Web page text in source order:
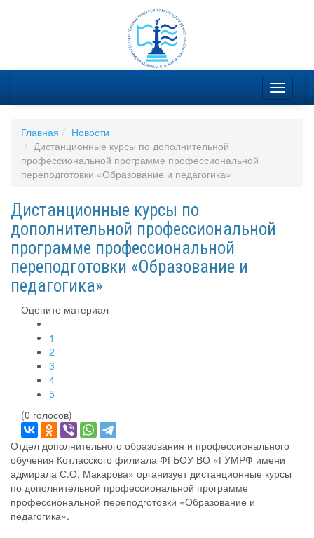
Главная
Новости
Дистанционные курсы по дополнительной
профессиональной программе профессиональной
переподготовки «Образование и педагогика»
Дистанционные курсы по
дополнительной профессиональной
программе профессиональной
переподготовки «Образование и
педагогика»
Оцените материал
1
2
3
4
5
(0 голосов)
Отдел дополнительного образования и профессионального
обучения Котласского филиала ФГБОУ ВО «ГУМРФ имени
адмирала С.О. Макарова» организует дистанционные курсы
по дополнительной профессиональной программе
профессиональной переподготовки «Образование и
педагогика».